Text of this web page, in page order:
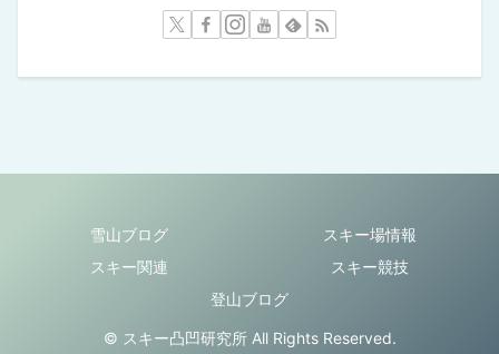
雪山ブログ
スキー場情報
スキー関連
スキー競技
登山ブログ
© スキー凸凹研究所 All Rights Reserved.